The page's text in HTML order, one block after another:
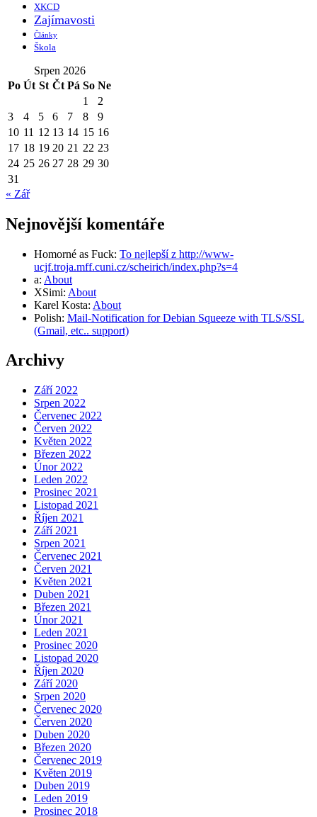
XKCD
Zajímavosti
Články
Škola
Srpen 2026
Po Út St Čt Pá So Ne
1
2
3
4 5 6 7 8
9
10 11 12 13 14 15 16
17 18 19 20 21 22 23
24 25 26 27 28 29 30
31
« Zář
Nejnovější komentáře
Homorné as Fuck: To nejlepší z http://www-
ucjf.troja.mff.cuni.cz/scheirich/index.php?s=4
a: About
XSimi: About
Karel Kosta: About
Polish: Mail-Notification for Debian Squeeze with TLS/SSL
(Gmail, etc.. support)
Archivy
Září 2022
Srpen 2022
Červenec 2022
Červen 2022
Květen 2022
Březen 2022
Únor 2022
Leden 2022
Prosinec 2021
Listopad 2021
Říjen 2021
Září 2021
Srpen 2021
Červenec 2021
Červen 2021
Květen 2021
Duben 2021
Březen 2021
Únor 2021
Leden 2021
Prosinec 2020
Listopad 2020
Říjen 2020
Září 2020
Srpen 2020
Červenec 2020
Červen 2020
Duben 2020
Březen 2020
Červenec 2019
Květen 2019
Duben 2019
Leden 2019
Prosinec 2018